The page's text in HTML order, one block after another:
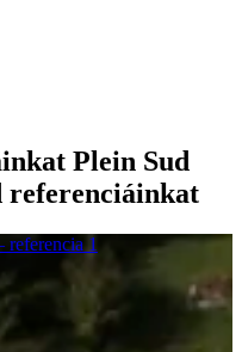
Plein Sud
referenciáinkat